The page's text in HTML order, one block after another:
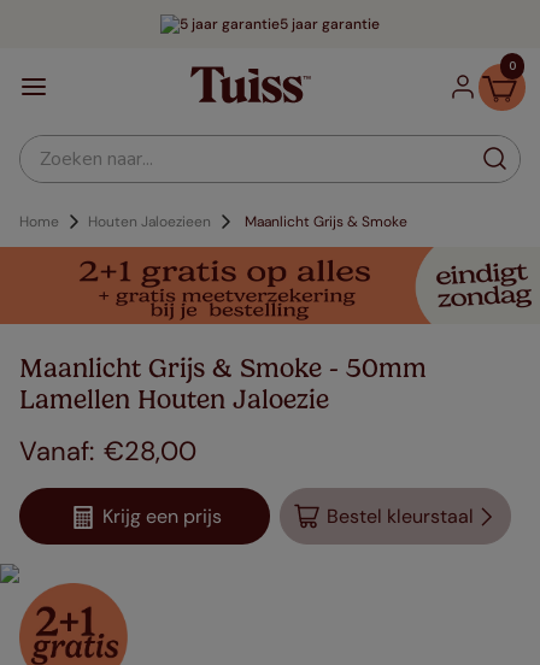
5 jaar garantie
0
Zoeken naar...
Home Houten Jaloezieen Maanlicht Grijs & Smoke
Maanlicht Grijs & Smoke - 50mm
Lamellen Houten Jaloezie
€28,00
Krijg een prijs Bestel kleurstaal